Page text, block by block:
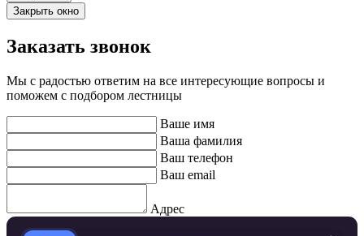
Закрыть окно
Заказать звонок
Мы с радостью ответим на все интересующие вопросы и
поможем с подбором лестницы
Ваше имя
Ваша фамилия
Ваш телефон
Ваш email
Адрес